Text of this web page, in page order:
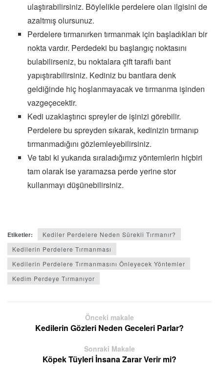
ulaştırabilirsiniz. Böylelikle perdelere olan ilgisini de
azaltmış olursunuz.
Perdelere tırmanırken tırmanmak için başladıkları bir
nokta vardır. Perdedeki bu başlangıç noktasını
bulabilirseniz, bu noktalara çift taraflı bant
yapıştırabilirsiniz. Kediniz bu bantlara denk
geldiğinde hiç hoşlanmayacak ve tırmanma işinden
vazgeçecektir.
Kedi uzaklaştırıcı spreyler de işinizi görebilir.
Perdelere bu spreyden sıkarak, kedinizin tırmanıp
tırmanmadığını gözlemleyebilirsiniz.
Ve tabi ki yukarıda sıraladığımız yöntemlerin hiçbiri
tam olarak ise yaramazsa perde yerine stor
kullanmayı düşünebilirsiniz.
Etiketler:
Kediler Perdelere Neden Sürekli Tırmanır?
Kedilerin Perdelere Tırmanması
Kedilerin Perdelere Tırmanmasını Önleyecek Yöntemler
Kedim Perdeye Tırmanıyor
Önceki makale
Kedilerin Gözleri Neden Geceleri Parlar?
Sonraki Makale
Köpek Tüyleri İnsana Zarar Verir mi?